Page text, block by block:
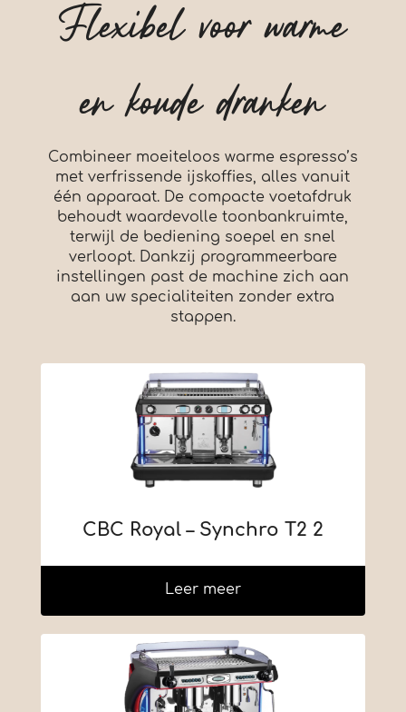
Flexibel voor warme
en koude dranken
Combineer moeiteloos warme espresso’s
met verfrissende ijskoffies, alles vanuit
één apparaat. De compacte voetafdruk
behoudt waardevolle toonbankruimte,
terwijl de bediening soepel en snel
verloopt. Dankzij programmeerbare
instellingen past de machine zich aan
aan uw specialiteiten zonder extra
stappen.
CBC Royal – Synchro T2 2
Leer meer